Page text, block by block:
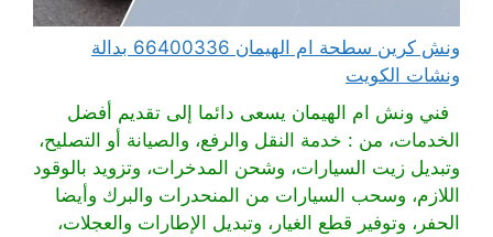
ونش كرين سطحة ام الهيمان 66400336 بدالة
ونشات الكويت
فني ونش ام الهيمان يسعى دائما إلى تقديم أفضل
الخدمات، من : خدمة النقل والرفع، والصيانة أو التصليح،
وتبديل زيت السيارات، وشحن المدخرات، وتزويد بالوقود
اللازم، وسحب السيارات من المنحدرات والبرك وأيضا
الحفر، وتوفير قطع الغيار، وتبديل الإطارات والعجلات،